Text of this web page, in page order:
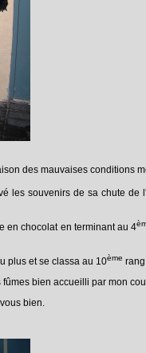
des mauvaises conditions
les souvenirs de sa chute
en chocolat en terminant au 4
plus et se classa au 10ème
bien accueilli par mon
bien.